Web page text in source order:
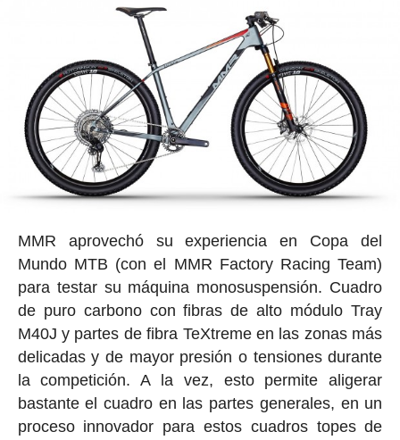
MMR aprovechó su experiencia en Copa del
Mundo MTB (con el MMR Factory Racing Team)
para testar su máquina monosuspensión. Cuadro
de puro carbono con fibras de alto módulo Tray
M40J y partes de fibra TeXtreme en las zonas más
delicadas y de mayor presión o tensiones durante
la competición. A la vez, esto permite aligerar
bastante el cuadro en las partes generales, en un
proceso innovador para estos cuadros topes de